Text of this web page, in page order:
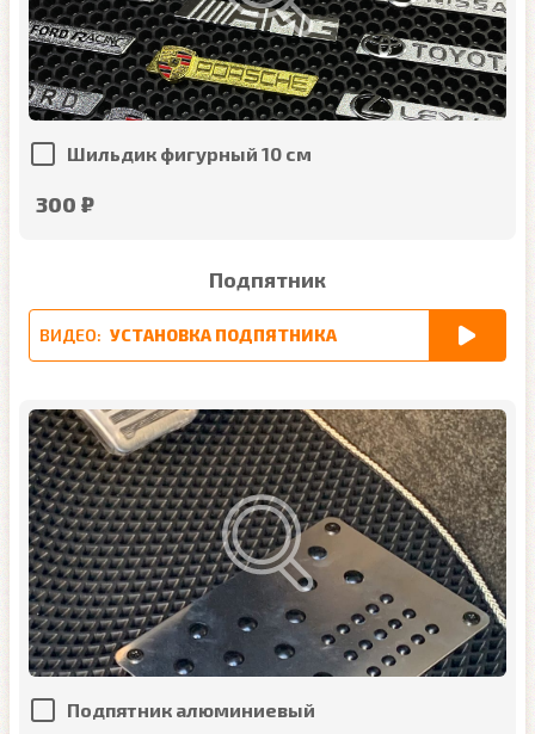
Шильдик фигурный 10 см
300 ₽
Подпятник
ВИДЕО: УСТАНОВКА ПОДПЯТНИКА
Подпятник алюминиевый